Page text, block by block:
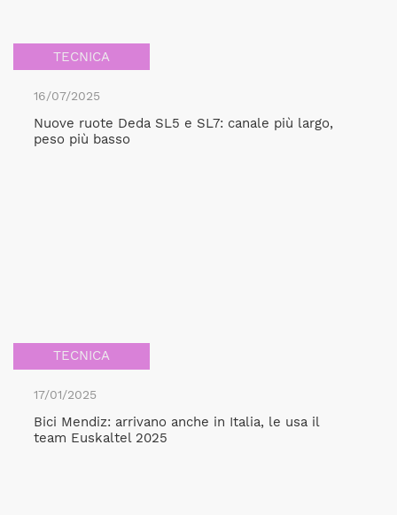
TECNICA
16/07/2025
Nuove ruote Deda SL5 e SL7: canale più largo,
peso più basso
TECNICA
17/01/2025
Bici Mendiz: arrivano anche in Italia, le usa il
team Euskaltel 2025